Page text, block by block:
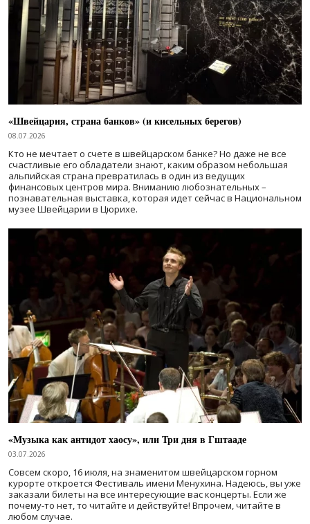
«Швейцария, страна банков» (и кисельных берегов)
08.07.2026
Кто не мечтает о счете в швейцарском банке? Но даже не все
счастливые его обладатели знают, каким образом небольшая
альпийская страна превратилась в один из ведущих
финансовых центров мира. Вниманию любознательных –
познавательная выставка, которая идет сейчас в Национальном
музее Швейцарии в Цюрихе.
«Музыка как антидот хаосу», или Три дня в Гштааде
03.07.2026
Совсем скоро, 16 июля, на знаменитом швейцарском горном
курорте откроется Фестиваль имени Менухина. Надеюсь, вы уже
заказали билеты на все интересующие вас концерты. Если же
почему-то нет, то читайте и действуйте! Впрочем, читайте в
любом случае.